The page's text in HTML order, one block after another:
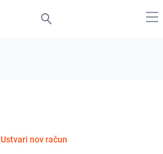
Ustvari nov račun